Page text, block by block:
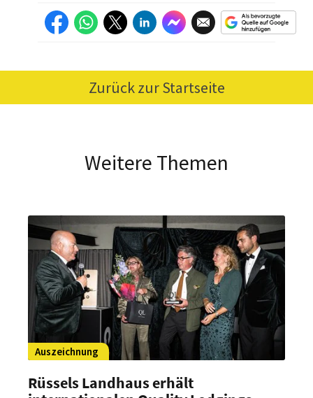
Zurück zur Startseite
Weitere Themen
Auszeichnung
Rüssels Landhaus erhält